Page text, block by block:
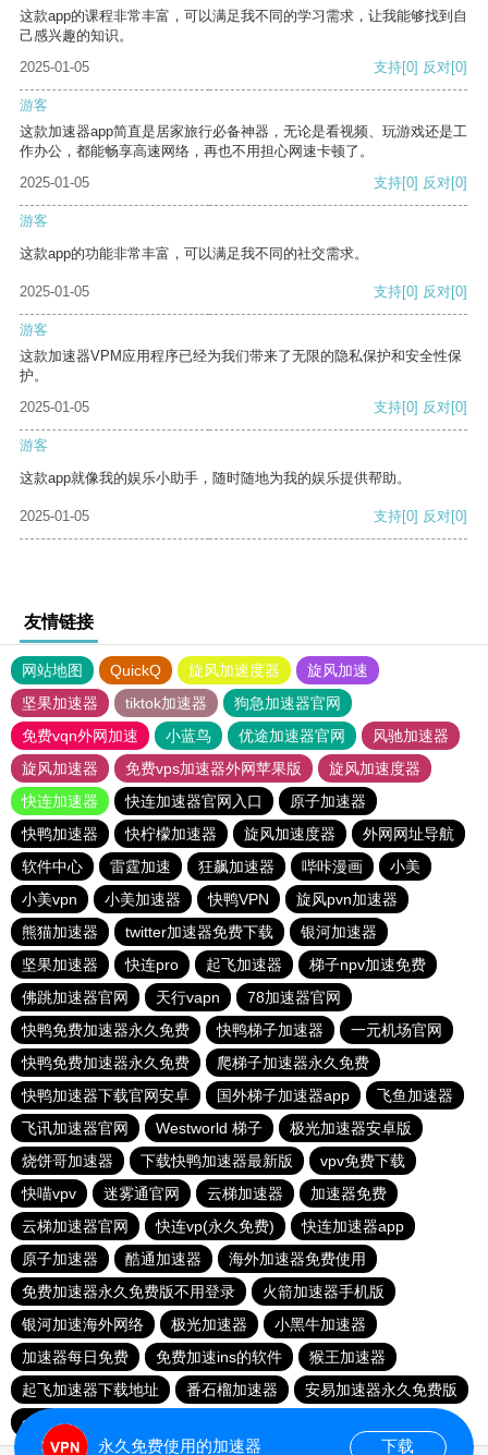
这款app的课程非常丰富，可以满足我不同的学习需求，让我能够找到自
己感兴趣的知识。
2025-01-05
支持[0] 反对[0]
游客
这款加速器app简直是居家旅行必备神器，无论是看视频、玩游戏还是工
作办公，都能畅享高速网络，再也不用担心网速卡顿了。
2025-01-05
支持[0] 反对[0]
游客
这款app的功能非常丰富，可以满足我不同的社交需求。
2025-01-05 支持[0] 反对[0]
游客
这款加速器VPM应用程序已经为我们带来了无限的隐私保护和安全性保
护。
2025-01-05
支持[0] 反对[0]
游客
这款app就像我的娱乐小助手，随时随地为我的娱乐提供帮助。
2025-01-05 支持[0] 反对[0]
友情链接
网站地图 QuickQ 旋风加速度器
旋风加速
坚果加速器
tiktok加速器
狗急加速器官网
免费vqn外网加速
小蓝鸟 优途加速器官网
风驰加速器
旋风加速器
免费vps加速器外网苹果版
旋风加速度器
快连加速器
快连加速器官网入口
原子加速器
快鸭加速器
快柠檬加速器 旋风加速度器
外网网址导航
软件中心
雷霆加速 狂飙加速器 哔咔漫画
小美
小美vpn
小美加速器 快鸭VPN
旋风pvn加速器
熊猫加速器
twitter加速器免费下载
银河加速器
坚果加速器
快连pro 起飞加速器
梯子npv加速免费
佛跳加速器官网
天行vapn
78加速器官网
快鸭免费加速器永久免费
快鸭梯子加速器
一元机场官网
快鸭免费加速器永久免费
爬梯子加速器永久免费
快鸭加速器下载官网安卓
国外梯子加速器app
飞鱼加速器
飞讯加速器官网
Westworld 梯子
极光加速器安卓版
烧饼哥加速器
下载快鸭加速器最新版
vpv免费下载
快喵vpv
迷雾通官网 云梯加速器
加速器免费
云梯加速器官网
快连vp(永久免费)
快连加速器app
原子加速器
酷通加速器
海外加速器免费使用
免费加速器永久免费版不用登录
火箭加速器手机版
银河加速海外网络
极光加速器
小黑牛加速器
加速器每日免费
免费加速ins的软件
猴王加速器
起飞加速器下载地址
番石榴加速器
安易加速器永久免费版
quickq官网下载
永久免费使用的加速器 下载